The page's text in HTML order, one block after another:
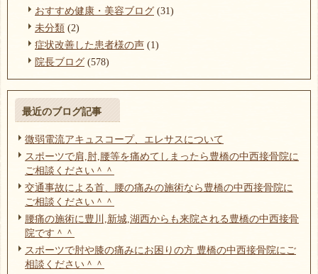
おすすめ健康・美容ブログ (31)
未分類 (2)
症状改善した患者様の声 (1)
院長ブログ (578)
最近のブログ記事
微弱電流アキュスコープ、エレサスについて
スポーツで肩,肘,腰等を痛めてしまったら豊橋の中西接骨院に
ご相談ください＾＾
交通事故による首、腰の痛みの施術なら豊橋の中西接骨院に
ご相談ください＾＾
腰痛の施術に豊川,新城,湖西からも来院される豊橋の中西接骨
院です＾＾
スポーツで肘や膝の痛みにお困りの方 豊橋の中西接骨院にご
相談ください＾＾